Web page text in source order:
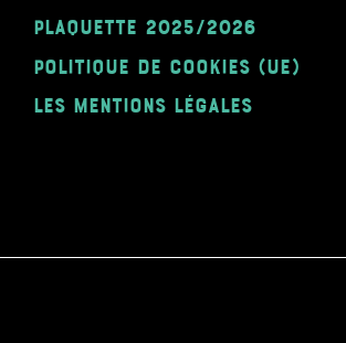
plaquette 2025/2026
Politique de cookies (UE)
Les mentions légales